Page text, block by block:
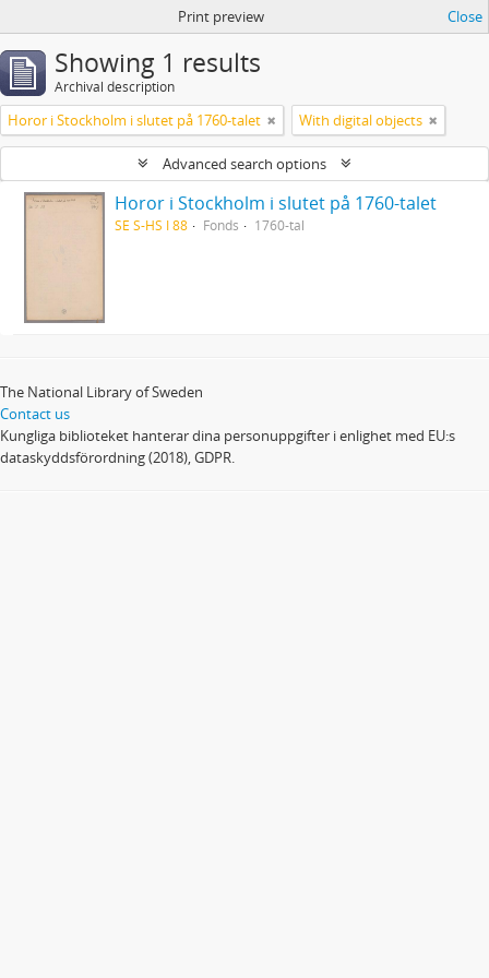
Print preview Close
Showing 1 results
Archival description
Horor i Stockholm i slutet på 1760-talet With digital objects
Advanced search options
Horor i Stockholm i slutet på 1760-talet
SE S-HS I 88 Fonds 1760-tal
The National Library of Sweden
Contact us
Kungliga biblioteket hanterar dina personuppgifter i enlighet med EU:s
dataskyddsförordning (2018), GDPR.